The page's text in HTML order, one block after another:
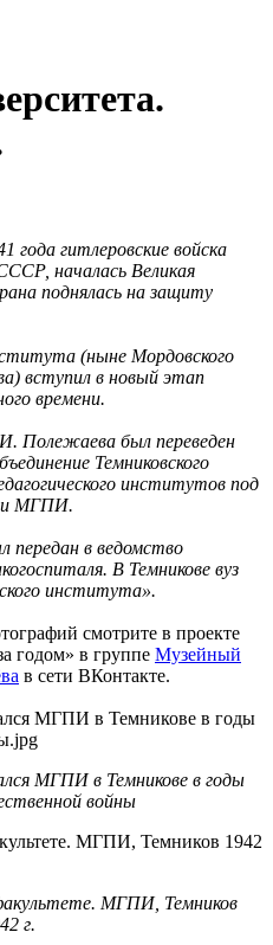
года гитлеровские войска
началась Великая
поднялась на защиту
(ныне Мордовского
вступил в новый этап
времени.
Полежаева был переведен
Темниковского
институтов под
МГПИ.
передан в ведомство
В Темникове вуз
института».
смотрите в проекте
годом» в группе Музейный
в сети ВКонтакте.
МГПИ в Темникове в годы
войны
МГПИ, Темников
г.